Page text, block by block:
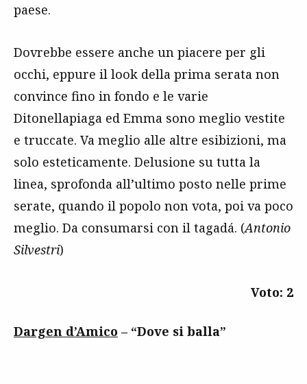
paese.
Dovrebbe essere anche un piacere per gli
occhi, eppure il look della prima serata non
convince fino in fondo e le varie
Ditonellapiaga ed Emma sono meglio vestite
e truccate. Va meglio alle altre esibizioni, ma
solo esteticamente. Delusione su tutta la
linea, sprofonda all’ultimo posto nelle prime
serate, quando il popolo non vota, poi va poco
meglio. Da consumarsi con il tagadá. (Antonio
Silvestri)
Voto: 2
Dargen d’Amico – “Dove si balla”